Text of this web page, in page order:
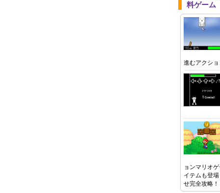
料ゲーム
進むアクシ
ョンマリオ
イテムも登
せ完全攻略！